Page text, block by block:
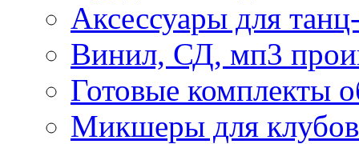
Аксессуары для
Винил, СД, мп3
Готовые комплекты
Микшеры для клубов